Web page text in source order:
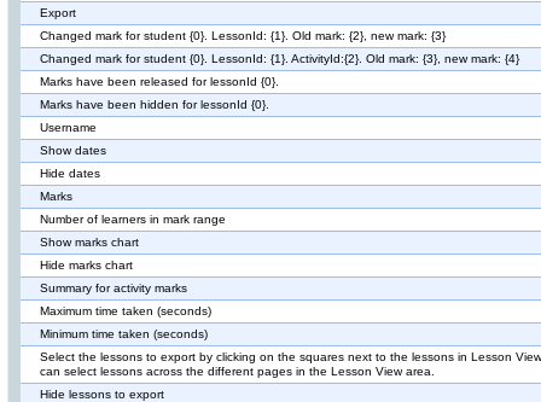
Export
Changed mark for student {0}. LessonId: {1}. Old mark: {2}, new mark: {3}
Changed mark for student {0}. LessonId: {1}. ActivityId:{2}. Old mark: {3}, new mark: {4}
Marks have been released for lessonId {0}.
Marks have been hidden for lessonId {0}.
Username
Show dates
Hide dates
Marks
Number of learners in mark range
Show marks chart
Hide marks chart
Summary for activity marks
Maximum time taken (seconds)
Minimum time taken (seconds)
Select the lessons to export by clicking on the squares next to the lessons in Lesson
can select lessons across the different pages in the Lesson View area.
Hide lessons to export